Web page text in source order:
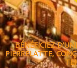
BÉNÉFICIEZ
PIERRELATTE,